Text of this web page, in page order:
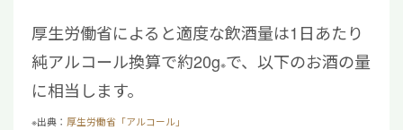
厚生労働省によると適度な飲酒量は1日あたり
純アルコール換算で約20g※で、以下のお酒の量
に相当します。
※出典： 厚生労働省「アルコール」